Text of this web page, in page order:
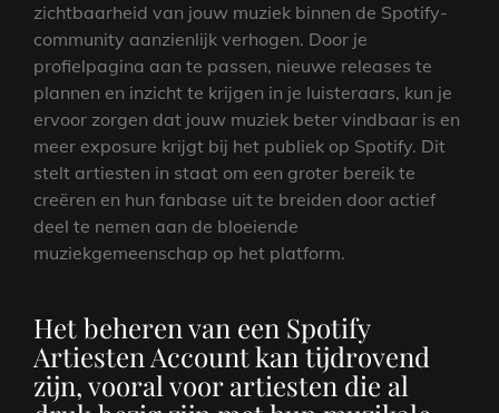
zichtbaarheid van jouw muziek binnen de Spotify-
community aanzienlijk verhogen. Door je
profielpagina aan te passen, nieuwe releases te
plannen en inzicht te krijgen in je luisteraars, kun je
ervoor zorgen dat jouw muziek beter vindbaar is en
meer exposure krijgt bij het publiek op Spotify. Dit
stelt artiesten in staat om een groter bereik te
creëren en hun fanbase uit te breiden door actief
deel te nemen aan de bloeiende
muziekgemeenschap op het platform.
Het beheren van een Spotify
Artiesten Account kan tijdrovend
zijn, vooral voor artiesten die al